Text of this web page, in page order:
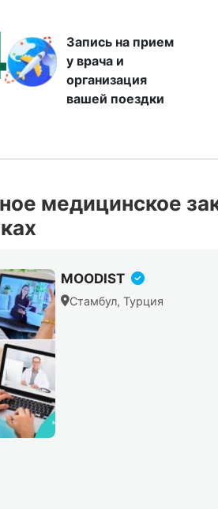
Запись на прием
у врача и
организация
вашей поездки
медицинское
MOODIST
Стамбул, Турция